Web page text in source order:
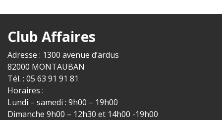
Club Affaires
Adresse : 1300 avenue d’ardus
82000 MONTAUBAN
Tél. : 05 63 91 91 81
Horaires :
Lundi – samedi : 9h00 – 19h00
Dimanche 9h00 – 12h30 et 14h00 -19h00